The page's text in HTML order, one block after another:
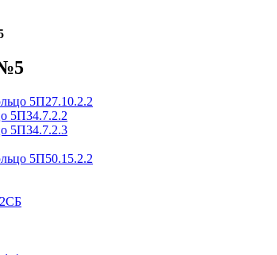
5П27.10.2.2
5П34.7.2.2
5П34.7.2.3
5П50.15.2.2